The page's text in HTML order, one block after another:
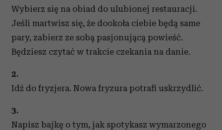
Wybierz się na obiad do ulubionej restauracji.
Jeśli martwisz się, że dookoła ciebie będą same
pary, zabierz ze sobą pasjonującą powieść.
Będziesz czytać w trakcie czekania na danie.
2.
Idź do fryzjera. Nowa fryzura potrafi uskrzydlić.
3.
Napisz bajkę o tym, jak spotykasz wymarzonego